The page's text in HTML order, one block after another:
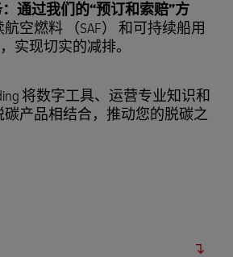
通过我们的“预订和索赔”方
空燃料 （SAF） 和可持续船用
实现切实的减排。
将数字工具、运营专业知识和
产品相结合，推动您的脱碳之